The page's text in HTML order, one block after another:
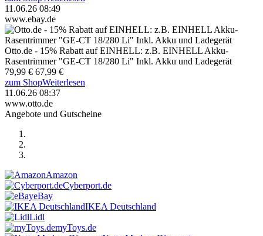
11.06.26 08:49
www.ebay.de
Otto.de - 15% Rabatt auf EINHELL: z.B. EINHELL Akku-
Rasentrimmer "GE-CT 18/280 Li" Inkl. Akku und Ladegerät
79,99 € 67,99 €
zum ShopWeiterlesen
11.06.26 08:37
www.otto.de
Angebote und Gutscheine
Amazon
Cyberport.de
eBay
IKEA Deutschland
Lidl
myToys.de